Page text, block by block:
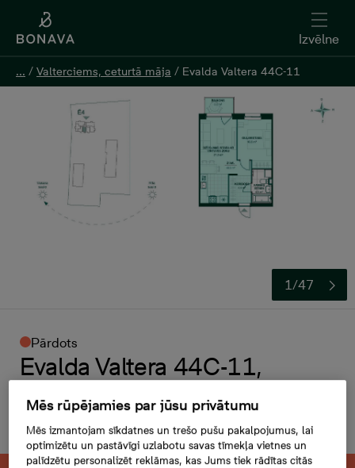
Izvēlne
... / Valterciems, ceturtā māja / Evalda Valtera 44C-11
1/47
Pārdots
Evalda Valtera 44C-11,
2 -istabu dzīvoklis,
Platība 44,1 m²
Izvēlne
... / Valterciems, ceturtā māja / Evalda Valtera 44C-11
Mēs rūpējamies par jūsu privātumu
Mēs izmantojam sīkdatnes un trešo pušu pakalpojumus, lai
optimizētu un pastāvīgi uzlabotu savas tīmekļa vietnes un
palīdzētu personalizēt reklāmas, kas Jums tiek rādītas citās